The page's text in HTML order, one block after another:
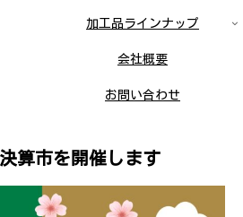
加工品ラインナップ
会社概要
お問い合わせ
算市を開催します